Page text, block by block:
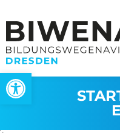
Werkzeugleiste öffnen